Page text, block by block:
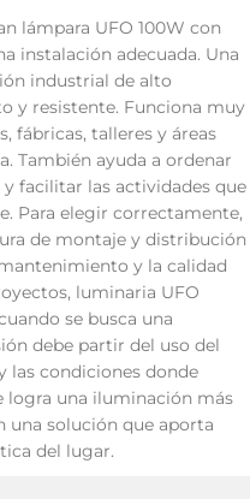
lámpara UFO 100W con
instalación adecuada. Una
industrial de alto
y resistente. Funciona muy
fábricas, talleres y áreas
También ayuda a ordenar
facilitar las actividades que
Para elegir correctamente,
de montaje y distribución
y la calidad
luminaria UFO
se busca una
debe partir del uso del
las condiciones donde
logra una iluminación más
una solución que aporta
del lugar.